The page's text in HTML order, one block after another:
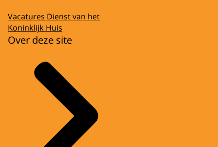
Vacatures Dienst van het
Koninklijk Huis
Over deze site